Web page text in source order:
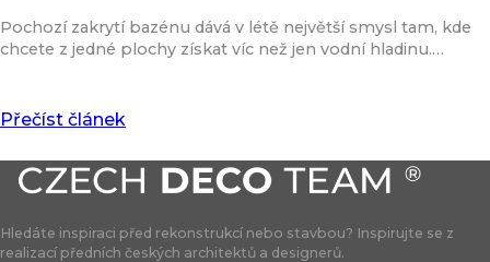
Pochozí zakrytí bazénu dává v létě největší smysl tam, kde
chcete z jedné plochy získat víc než jen vodní hladinu.…
Přečíst článek
Hledáte inspiraci před rekonstrukcí nebo stavbou? Inspirujte se z
realizací předních českých architektů a designerů.